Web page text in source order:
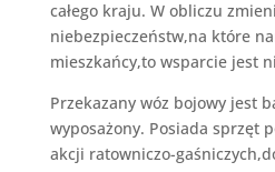
całego kraju. W obliczu
niebezpieczeństw,na które
mieszkańcy,to wsparcie jest
Przekazany wóz bojowy jest
wyposażony. Posiada sprzęt
akcji ratowniczo-